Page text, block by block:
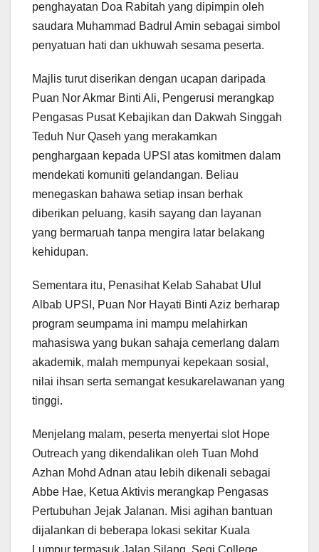
penghayatan Doa Rabitah yang dipimpin oleh
saudara Muhammad Badrul Amin sebagai simbol
penyatuan hati dan ukhuwah sesama peserta.
Majlis turut diserikan dengan ucapan daripada
Puan Nor Akmar Binti Ali, Pengerusi merangkap
Pengasas Pusat Kebajikan dan Dakwah Singgah
Teduh Nur Qaseh yang merakamkan
penghargaan kepada UPSI atas komitmen dalam
mendekati komuniti gelandangan. Beliau
menegaskan bahawa setiap insan berhak
diberikan peluang, kasih sayang dan layanan
yang bermaruah tanpa mengira latar belakang
kehidupan.
Sementara itu, Penasihat Kelab Sahabat Ulul
Albab UPSI, Puan Nor Hayati Binti Aziz berharap
program seumpama ini mampu melahirkan
mahasiswa yang bukan sahaja cemerlang dalam
akademik, malah mempunyai kepekaan sosial,
nilai ihsan serta semangat kesukarelawanan yang
tinggi.
Menjelang malam, peserta menyertai slot Hope
Outreach yang dikendalikan oleh Tuan Mohd
Azhan Mohd Adnan atau lebih dikenali sebagai
Abbe Hae, Ketua Aktivis merangkap Pengasas
Pertubuhan Jejak Jalanan. Misi agihan bantuan
dijalankan di beberapa lokasi sekitar Kuala
Lumpur termasuk Jalan Silang, Segi College,